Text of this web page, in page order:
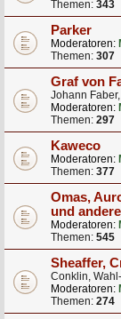
Themen: 343
Parker
Moderatoren:
Themen: 307
Graf von
Johann Faber,
Moderatoren:
Themen: 297
Kaweco
Moderatoren:
Themen: 377
Omas,
und
Moderatoren:
Themen: 545
Sheaffer,
Conklin,
Moderatoren:
Themen: 274